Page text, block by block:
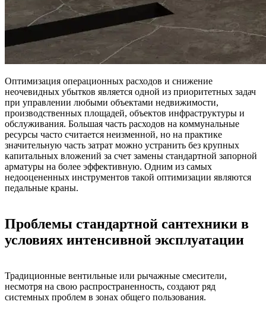
Оптимизация операционных расходов и снижение
неочевидных убытков является одной из приоритетных задач
при управлении любыми объектами недвижимости,
производственных площадей, объектов инфраструктуры и
обслуживания. Большая часть расходов на коммунальные
ресурсы часто считается неизменной, но на практике
значительную часть затрат можно устранить без крупных
капитальных вложений за счет замены стандартной запорной
арматуры на более эффективную. Одним из самых
недооцененных инструментов такой оптимизации являются
педальные краны.
Проблемы стандартной сантехники в
условиях интенсивной эксплуатации
Традиционные вентильные или рычажные смесители,
несмотря на свою распространенность, создают ряд
системных проблем в зонах общего пользования.